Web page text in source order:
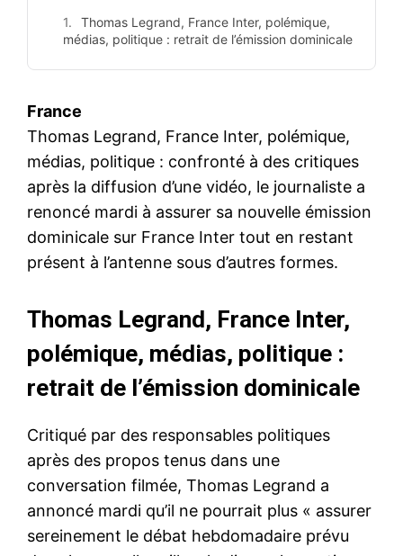
Thomas Legrand, France Inter, polémique,
médias, politique : retrait de l’émission dominicale
France
Thomas Legrand, France Inter, polémique,
médias, politique : confronté à des critiques
après la diffusion d’une vidéo, le journaliste a
renoncé mardi à assurer sa nouvelle émission
dominicale sur France Inter tout en restant
présent à l’antenne sous d’autres formes.
Thomas Legrand, France Inter,
polémique, médias, politique :
retrait de l’émission dominicale
Critiqué par des responsables politiques
après des propos tenus dans une
conversation filmée, Thomas Legrand a
annoncé mardi qu’il ne pourrait plus « assurer
sereinement le débat hebdomadaire prévu